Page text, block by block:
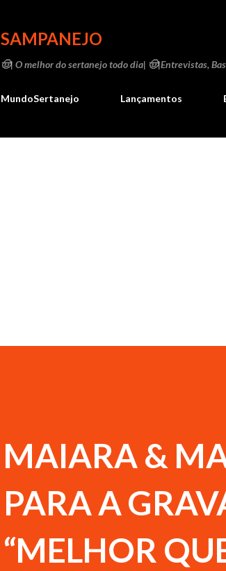
SAMPANEJO
🤠| O melhor do sertanejo todo dia| 🤠|Entrevistas,
MundoSertanejo Lançamentos
MAIARA &
PARA A
“MELHOR